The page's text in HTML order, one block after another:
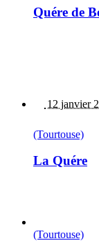
Quére de
12 janvier
(Tourtouse)
La Quére
(Tourtouse)